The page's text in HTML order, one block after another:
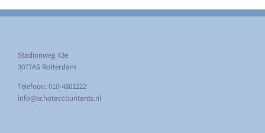
Stadionweg 43e
3077AS Rotterdam
Telefoon: 010-4801222
info@schotaccountants.nl